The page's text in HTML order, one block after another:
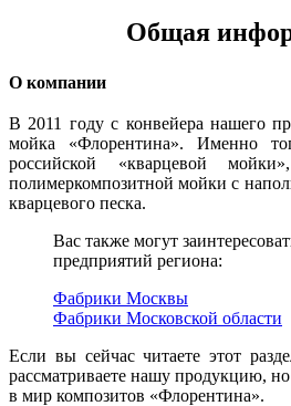
Общая
О компании
В 2011 году с конвейера нашего
мойка «Флорентина». Именно
российской «кварцевой
полимеркомпозитной мойки с
кварцевого песка.
Вас также могут
предприятий региона:
Фабрики Москвы
Фабрики Московской области
Если вы сейчас читаете этот
рассматриваете нашу продукцию,
в мир композитов «Флорентина».